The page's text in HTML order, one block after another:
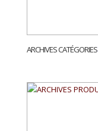
ARCHIVES CATÉGORIES